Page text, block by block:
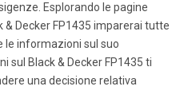
utilice la cuchilla de
la carne en trozos de 25,4
porciones de carne
Esplorando le pagine
& Decker FP1435 imparerai tutte
le informazioni sul suo
Black & Decker FP1435 ti
una decisione relativa